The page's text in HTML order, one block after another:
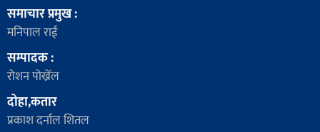
समाचार प्रमुख :
मनिपाल राई
सम्पादक :
रोशन पोख्रेंल
दोहा,कतार
प्रकाश दर्नाल शितल